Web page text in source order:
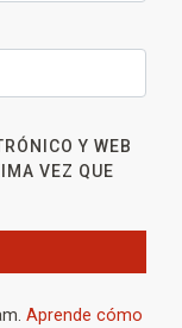
Y WEB
VEZ QUE
Aprende cómo